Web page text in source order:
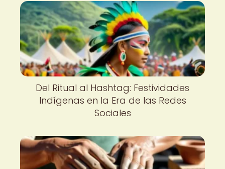
Del Ritual al Hashtag: Festividades
Indígenas en la Era de las Redes
Sociales